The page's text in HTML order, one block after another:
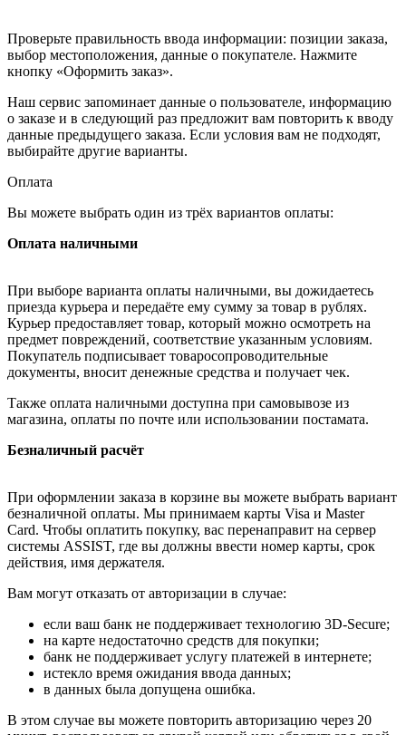
Проверьте правильность ввода информации: позиции заказа,
выбор местоположения, данные о покупателе. Нажмите
кнопку «Оформить заказ».
Наш сервис запоминает данные о пользователе, информацию
о заказе и в следующий раз предложит вам повторить к вводу
данные предыдущего заказа. Если условия вам не подходят,
выбирайте другие варианты.
Оплата
Вы можете выбрать один из трёх вариантов оплаты:
Оплата наличными
При выборе варианта оплаты наличными, вы дожидаетесь
приезда курьера и передаёте ему сумму за товар в рублях.
Курьер предоставляет товар, который можно осмотреть на
предмет повреждений, соответствие указанным условиям.
Покупатель подписывает товаросопроводительные
документы, вносит денежные средства и получает чек.
Также оплата наличными доступна при самовывозе из
магазина, оплаты по почте или использовании постамата.
Безналичный расчёт
При оформлении заказа в корзине вы можете выбрать вариант
безналичной оплаты. Мы принимаем карты Visa и Master
Card. Чтобы оплатить покупку, вас перенаправит на сервер
системы ASSIST, где вы должны ввести номер карты, срок
действия, имя держателя.
Вам могут отказать от авторизации в случае:
если ваш банк не поддерживает технологию 3D-Secure;
на карте недостаточно средств для покупки;
банк не поддерживает услугу платежей в интернете;
истекло время ожидания ввода данных;
в данных была допущена ошибка.
В этом случае вы можете повторить авторизацию через 20